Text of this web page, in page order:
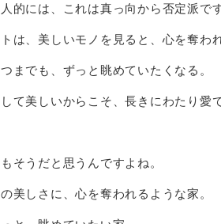
的には、これは真っ向から否定派です
トは、美しいモノを見ると、心を奪われ
までも、ずっと眺めていたくなる。
て美しいからこそ、長きにわたり愛
そうだと思うんですよね。
美しさに、心を奪われるような家。